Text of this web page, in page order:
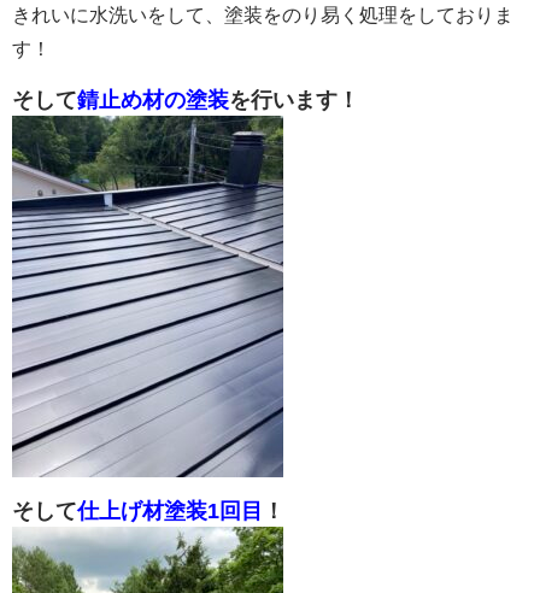
きれいに水洗いをして、塗装をのり易く処理をしておりま
す！
そして錆止め材の塗装を行います！
そして仕上げ材塗装1回目 ！